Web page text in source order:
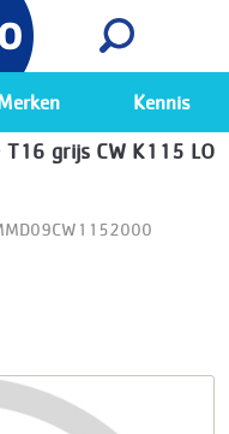
Bekijk
Kennis
grijs CW K115 LO